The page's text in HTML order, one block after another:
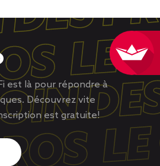
est là pour répondre à
Découvrez vite
est gratuite!